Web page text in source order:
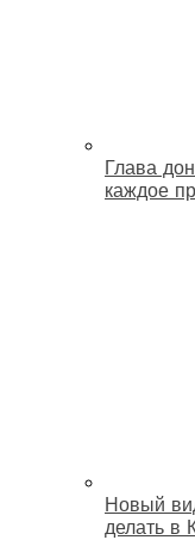
Глава
каждое
Новый
делать в